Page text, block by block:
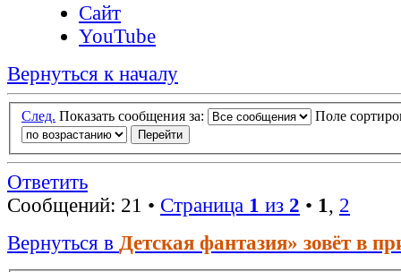
Сайт
YouTube
Вернуться к началу
След. Показать сообщения за: Поле
Ответить
Сообщений: 21 • Страница 1 из 2 • 1, 2
Вернуться в Детская фантазия» зовёт в